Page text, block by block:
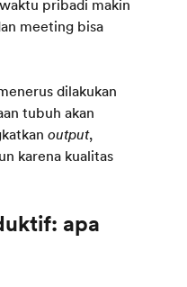
pribadi makin
meeting bisa
dilakukan
tubuh akan
output,
karena kualitas
apa